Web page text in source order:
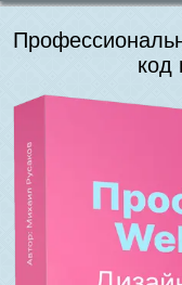
код